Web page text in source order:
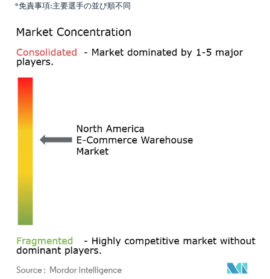
*免責事項:主要選手の並び順不同